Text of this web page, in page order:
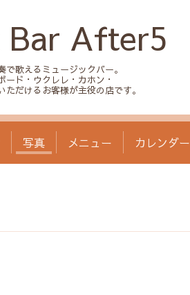
Bar After5
歌えるミュージックバー。
ド・ウクレレ・カホン・
だけるお客様が主役の店です。
写真 メニュー カレンダー